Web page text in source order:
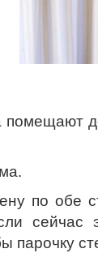
помещают
по обе
сейчас
парочку